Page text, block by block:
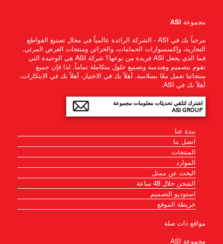
مجموعة ASI
مرحباً بك في ASI - الشركة الرائدة عالمياً في مجال تصنيع القواطع
التجارية، وإكسسوارات الحمامات، والخزائن ومنتجات العرض المرئي.
فما الذي يجعل ASI فريدة من نوعها؟ شركة ASI هي الوحيدة التي
تقوم بتصميم وهندسة وتصنيع حلول متكاملة تماماً. لذا فإن جميع
منتجاتنا تعمل معًا بسلاسة. أهلاً بك في الاختيار، أهلاً بك في الابتكارات،
أهلاً بك في ASI.
اشترك لتلقي تحديثات معلومات مجموعة
ASI GROUP
نبذة عنا
اتصل بنا
المنتجات
الموارد
البحث عن ممثل
الشحن خلال 48 ساعة
استوديو التصميم
خريطة الموقع
مواقع ذات صلة
مجموعة ASI